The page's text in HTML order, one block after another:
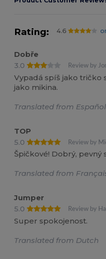
Rating: 4.6
Dobře
3.0
Review by
Vypadá spíš jako tričko
jako mikina.
Translated from Español
TOP
5.0
Review by
Špičkové! Dobrý, pevný
Translated from
Jumper
5.0
Review by
Super spokojenost.
Translated from Dutch